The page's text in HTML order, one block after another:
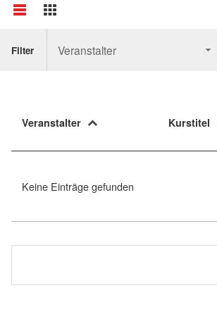
Filter Veranstalter
Veranstalter Kurstitel
Keine Einträge gefunden